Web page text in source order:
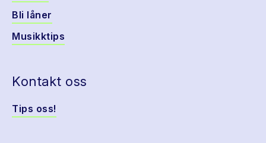
Bli låner
Musikktips
Kontakt oss
Tips oss!